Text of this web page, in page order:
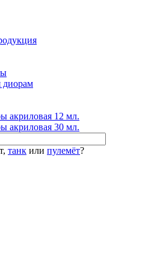
диорам
акриловая 12 мл.
акриловая 30 мл.
танк или пулемёт?